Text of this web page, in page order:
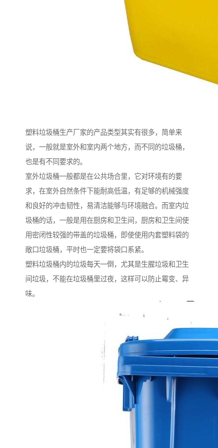
塑料垃圾桶生产厂家的产品类型其实有很多，简单来
说，一般就是室外和室内两个地方，而不同的垃圾桶，
也是有不同要求的。
室外垃圾桶一般都是在公共场合里，它对环境有的要
求，在室外自然条件下能耐高低温，有足够的机械强度
和良好的冲击韧性，易清洁能够与环境融合。而室内垃
圾桶的话，一般是用在厨房和卫生间，厨房和卫生间使
用密闭性较强的带盖的垃圾桶，即使使用内套塑料袋的
敞口垃圾桶，平时也一定要将袋口系紧。
塑料垃圾桶内的垃圾每天一倒，尤其是生腥垃圾和卫生
间垃圾，不能在垃圾桶里过夜，这样可以防止霉变、异
味。